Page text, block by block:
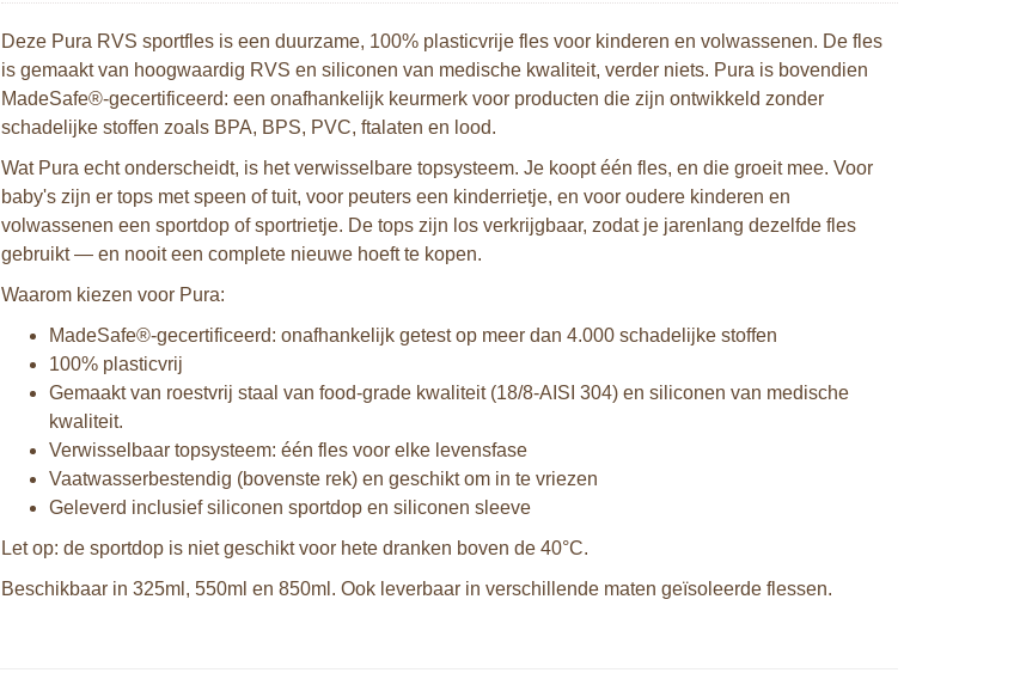
Deze Pura RVS sportfles is een duurzame, 100% plasticvrije fles voor kinderen en volwassenen. De fles
is gemaakt van hoogwaardig RVS en siliconen van medische kwaliteit, verder niets. Pura is bovendien
MadeSafe®-gecertificeerd: een onafhankelijk keurmerk voor producten die zijn ontwikkeld zonder
schadelijke stoffen zoals BPA, BPS, PVC, ftalaten en lood.
Wat Pura echt onderscheidt, is het verwisselbare topsysteem. Je koopt één fles, en die groeit mee. Voor
baby's zijn er tops met speen of tuit, voor peuters een kinderrietje, en voor oudere kinderen en
volwassenen een sportdop of sportrietje. De tops zijn los verkrijgbaar, zodat je jarenlang dezelfde fles
gebruikt — en nooit een complete nieuwe hoeft te kopen.
Waarom kiezen voor Pura:
MadeSafe®-gecertificeerd: onafhankelijk getest op meer dan 4.000 schadelijke stoffen
100% plasticvrij
Gemaakt van roestvrij staal van food-grade kwaliteit (18/8-AISI 304) en siliconen van medische
kwaliteit.
Verwisselbaar topsysteem: één fles voor elke levensfase
Vaatwasserbestendig (bovenste rek) en geschikt om in te vriezen
Geleverd inclusief siliconen sportdop en siliconen sleeve
Let op: de sportdop is niet geschikt voor hete dranken boven de 40°C.
Beschikbaar in 325ml, 550ml en 850ml. Ook leverbaar in verschillende maten geïsoleerde flessen.